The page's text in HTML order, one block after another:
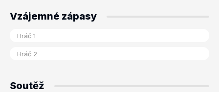
Vzájemné zápasy
Soutěž